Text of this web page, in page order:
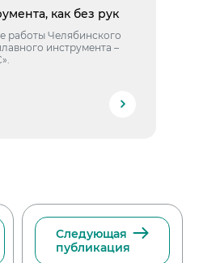
как без рук
работы Челябинского
инструмента –
Следующая
публикация